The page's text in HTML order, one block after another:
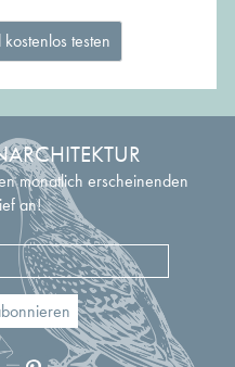
testen
monatlich erscheinenden
an!